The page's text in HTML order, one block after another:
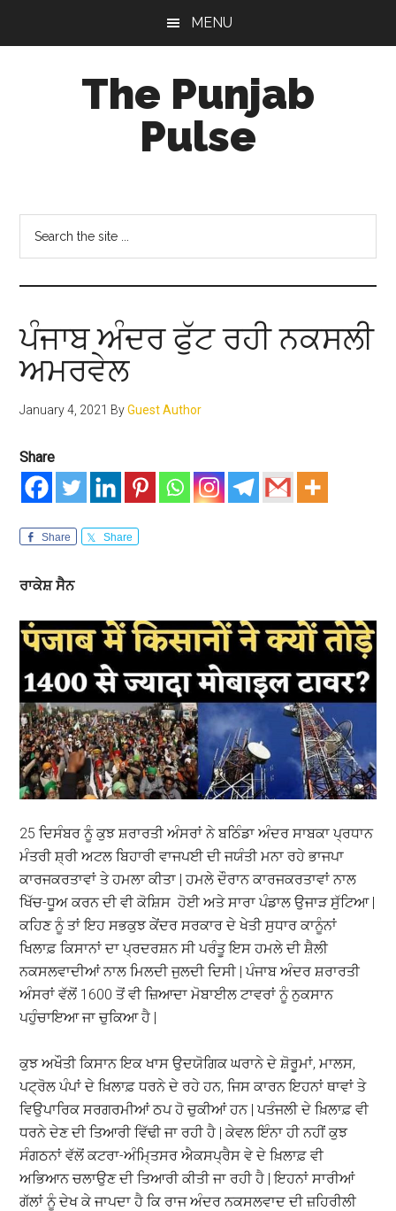
MENU
The Punjab
Pulse
Socio-
Cultural
Studies
ਪੰਜਾਬ ਅੰਦਰ ਫੁੱਟ ਰਹੀ ਨਕਸਲੀ
ਅਮਰਵੇਲ
January 4, 2021 ByGuest Author
Share
Share Share
ਰਾਕੇਸ਼ ਸੈਨ
25 ਦਿਸੰਬਰ ਨੂੰ ਕੁਝ ਸ਼ਰਾਰਤੀ ਅੰਸਰਾਂ ਨੇ ਬਠਿੰਡਾ ਅੰਦਰ ਸਾਬਕਾ ਪ੍ਰਧਾਨ
ਮੰਤਰੀ ਸ਼੍ਰੀ ਅਟਲ ਬਿਹਾਰੀ ਵਾਜਪਈ ਦੀ ਜਯੰਤੀ ਮਨਾ ਰਹੇ ਭਾਜਪਾ
ਕਾਰਜਕਰਤਾਵਾਂ ਤੇ ਹਮਲਾ ਕੀਤਾ | ਹਮਲੇ ਦੌਰਾਨ ਕਾਰਜਕਰਤਾਵਾਂ ਨਾਲ
ਖਿੱਚ-ਧੂਅ ਕਰਨ ਦੀ ਵੀ ਕੋਸ਼ਿਸ ਹੋਈ ਅਤੇ ਸਾਰਾ ਪੰਡਾਲ ਉਜਾੜ ਸੁੱਟਿਆ |
ਕਹਿਣ ਨੂੰ ਤਾਂ ਇਹ ਸਭਕੁਝ ਕੇਂਦਰ ਸਰਕਾਰ ਦੇ ਖੇਤੀ ਸੁਧਾਰ ਕਾਨੂੰਨਾਂ
ਖਿਲਾਫ਼ ਕਿਸਾਨਾਂ ਦਾ ਪ੍ਰਦਰਸ਼ਨ ਸੀ ਪਰੰਤੂ ਇਸ ਹਮਲੇ ਦੀ ਸ਼ੈਲੀ
ਨਕਸਲਵਾਦੀਆਂ ਨਾਲ ਮਿਲਦੀ ਜੁਲਦੀ ਦਿਸੀ | ਪੰਜਾਬ ਅੰਦਰ ਸ਼ਰਾਰਤੀ
ਅੰਸਰਾਂ ਵੱਲੋਂ 1600 ਤੋਂ ਵੀ ਜ਼ਿਆਦਾ ਮੋਬਾਈਲ ਟਾਵਰਾਂ ਨੂੰ ਨੁਕਸਾਨ
ਪਹੁੰਚਾਇਆ ਜਾ ਚੁਕਿਆ ਹੈ |
ਕੁਝ ਅਖੌਤੀ ਕਿਸਾਨ ਇਕ ਖਾਸ ਉਦਯੋਗਿਕ ਘਰਾਨੇ ਦੇ ਸ਼ੋਰੂਮਾਂ, ਮਾਲਸ,
ਪਟ੍ਰੋਲ ਪੰਪਾਂ ਦੇ ਖ਼ਿਲਾਫ਼ ਧਰਨੇ ਦੇ ਰਹੇ ਹਨ, ਜਿਸ ਕਾਰਨ ਇਹਨਾਂ ਥਾਵਾਂ ਤੇ
ਵਿਉਪਾਰਿਕ ਸਰਗਰਮੀਆਂ ਠਪ ਹੋ ਚੁਕੀਆਂ ਹਨ | ਪਤੰਜਲੀ ਦੇ ਖ਼ਿਲਾਫ਼ ਵੀ
ਧਰਨੇ ਦੇਣ ਦੀ ਤਿਆਰੀ ਵਿੱਢੀ ਜਾ ਰਹੀ ਹੈ | ਕੇਵਲ ਇੰਨਾ ਹੀ ਨਹੀਂ ਕੁਝ
ਸੰਗਠਨਾਂ ਵੱਲੋਂ ਕਟਰਾ-ਅੰਮਿ੍ਤਸਰ ਐਕਸਪ੍ਰੈਸ ਵੇ ਦੇ ਖ਼ਿਲਾਫ਼ ਵੀ
ਅਭਿਆਨ ਚਲਾਉਣ ਦੀ ਤਿਆਰੀ ਕੀਤੀ ਜਾ ਰਹੀ ਹੈ | ਇਹਨਾਂ ਸਾਰੀਆਂ
ਗੱਲਾਂ ਨੂੰ ਦੇਖ ਕੇ ਜਾਪਦਾ ਹੈ ਕਿ ਰਾਜ ਅੰਦਰ ਨਕਸਲਵਾਦ ਦੀ ਜ਼ਹਿਰੀਲੀ